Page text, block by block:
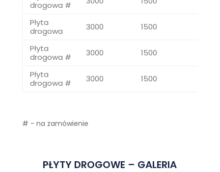
drogowa #
Płyta
drogowa
3000 1500
Płyta
drogowa #
3000 1500
Płyta
drogowa #
3000 1500
# - na zamówienie
PŁYTY DROGOWE – GALERIA